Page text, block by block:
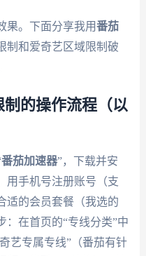
果。下面分享我用番茄
制和爱奇艺区域限制破
的操作流程（以
番茄加速器”，下载并安
用手机号注册账号（支
适的会员套餐（我选的
：在首页的“专线分类”中
艺专属专线”（番茄有针